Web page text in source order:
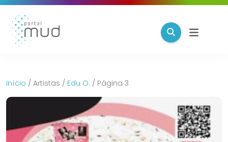
Início / Artistas / Edu O. / Página 3